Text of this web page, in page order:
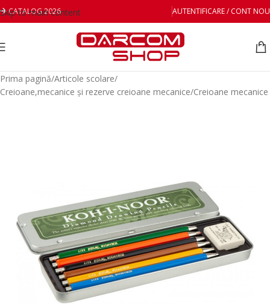
Skip to main content
CATALOG 2026 AUTENTIFICARE / CONT NOU
Prima pagină/Articole scolare/
Creioane,mecanice și rezerve creioane mecanice/Creioane mecanice